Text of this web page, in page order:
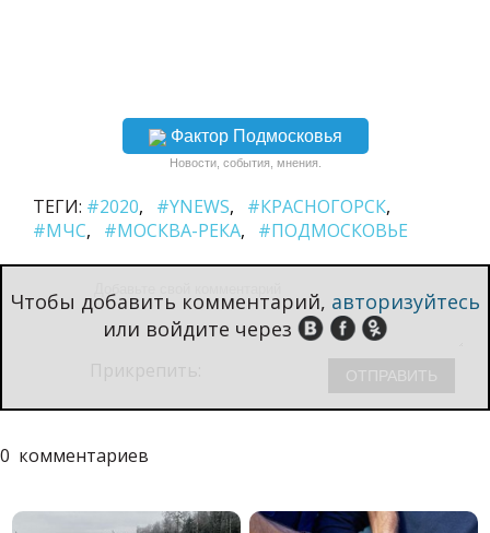
Фактор Подмосковья
Новости, события, мнения.
ТЕГИ: #2020 #YNEWS
#КРАСНОГОРСК
#МЧС
#МОСКВА-РЕКА #ПОДМОСКОВЬЕ
Чтобы добавить комментарий, авторизуйтесь
или войдите через
0 комментариев